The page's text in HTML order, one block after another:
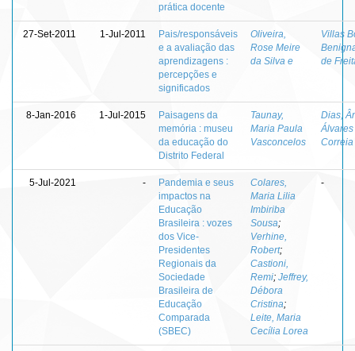
prática docente
27-Set-2011 1-Jul-2011
Pais/responsáveis
e a avaliação das
aprendizagens :
percepções e
significados
Oliveira,
Rose Meire
da Silva e
Villas
de
8-Jan-2016 1-Jul-2015
Paisagens da
memória : museu
da educação do
Distrito Federal
Taunay,
Maria Paula
Vasconcelos
Dias,
Álvares
Correia
5-Jul-2021 -
Pandemia e seus
impactos na
Educação
Brasileira : vozes
dos Vice-
Presidentes
Regionais da
Sociedade
Brasileira de
Educação
Comparada
(SBEC)
Colares,
Maria Lilia
Imbiriba
Sousa;
Verhine,
Robert;
Castioni,
Remi; Jeffrey,
Débora
Cristina;
Leite, Maria
Cecília Lorea
-